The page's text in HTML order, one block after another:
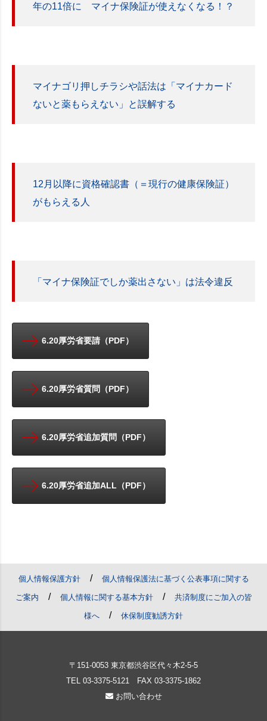
年の11倍に マイナ保険証が使えなくなる！？
マイナゴリ押しチラシや話法は「マイナカード
ないと薬もらえない」と誤解する
12月以降に資格確認書（＝現行の健康保険証）
がもらえる人
「マイナ保険証でしか薬出さない」は法令違反
6.20厚労省要請（PDF）
6.20厚労省質問（PDF）
6.20厚労省追加質問（PDF）
6.20厚労省追加ALL（PDF）
個人情報保護方針/ 個人情報保護法に基づく公表事項に関する
ご案内 / 個人情報に関する基本方針/ 共済制度にご加入の皆
様へ / 休保制度勧誘方針
〒151-0053 東京都渋谷区代々木2-5-5
TEL 03-3375-5121
FAX 03-3375-1862
お問い合わせ